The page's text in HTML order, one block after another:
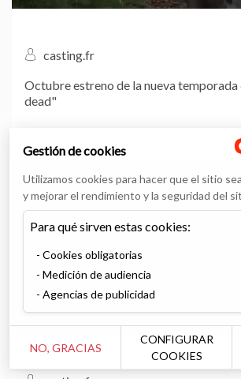
casting.fr
Octubre estreno de la nueva
dead"
Gestión de cookies
Utilizamos cookies para hacer que el sitio
y mejorar el rendimiento y la seguridad del
Para qué sirven estas cookies:
Cookies obligatorias
Medición de audiencia
Agencias de publicidad
NO, GRACIAS
CONFIGURAR
COOKIES